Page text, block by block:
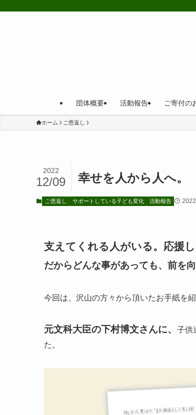
団体概要 活動報告 ご寄付の
ホーム ご恩返し
幸せを人から人へ。
2022
12/09
ご恩返し サポートしている子ども変化 活動報告
支えてくれる人がいる。応援
だからどんな事があっても、前を向
今回は、沢山の方々から頂いたお手紙を紹
元文科大臣の下村博文さんに、
子供
た。